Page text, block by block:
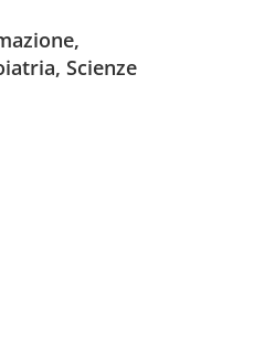
Scienze